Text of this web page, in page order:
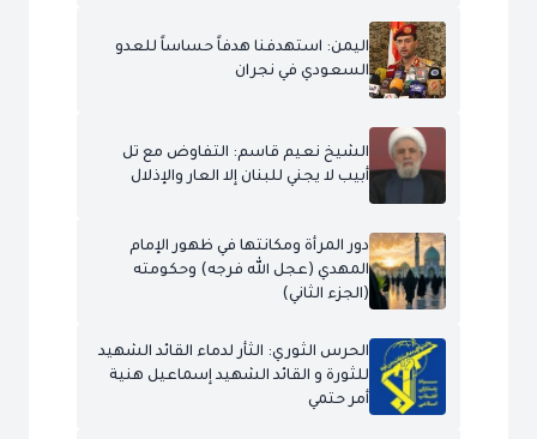
اليمن: استهدفنا هدفاً حساساً للعدو
السعودي في نجران
الشيخ نعيم قاسم: التفاوض مع تل
أبيب لا يجني للبنان إلا العار والإذلال
دور المرأة ومكانتها في ظهور الإمام
المهدي (عجل الله فرجه) وحكومته
(الجزء الثاني)
الحرس الثوري: الثأر لدماء القائد الشهيد
للثورة و القائد الشهيد إسماعيل هنية
أمر حتمي